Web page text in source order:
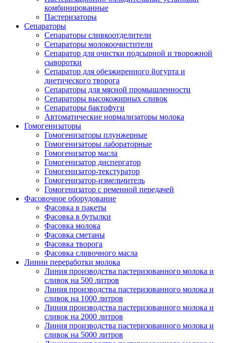
комбинированные
Пастеризаторы
Сепараторы
Сепараторы сливкоотделители
Сепараторы молокоочистители
Сепаратор для очистки подсырной и творожной
сыворотки
Сепаратор для обезжиренного йогурта и
диетического творога
Сепараторы для мясной промышленности
Сепараторы высокожирных сливок
Сепараторы бактофуги
Автоматические нормализаторы молока
Гомогенизаторы
Гомогенизаторы плунжерные
Гомогенизаторы лабораторные
Гомогенизатор масла
Гомогенизатор диспергатор
Гомогенизатор-текстуратор
Гомогенизатор-измельчитель
Гомогенизатор с ременной передачей
Фасовочное оборудование
Фасовка в пакеты
Фасовка в бутылки
Фасовка молока
Фасовка сметаны
Фасовка творога
Фасовка сливочного масла
Линии переработки молока
Линия производства пастеризованного молока и
сливок на 500 литров
Линия производства пастеризованного молока и
сливок на 1000 литров
Линия производства пастеризованного молока и
сливок на 2000 литров
Линия производства пастеризованного молока и
сливок на 5000 литров